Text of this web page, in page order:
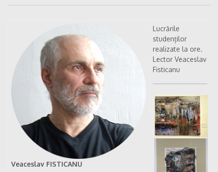
Veaceslav FISTICANU
Lucrările
studenților
realizate la ore.
Lector Veaceslav
Fisticanu